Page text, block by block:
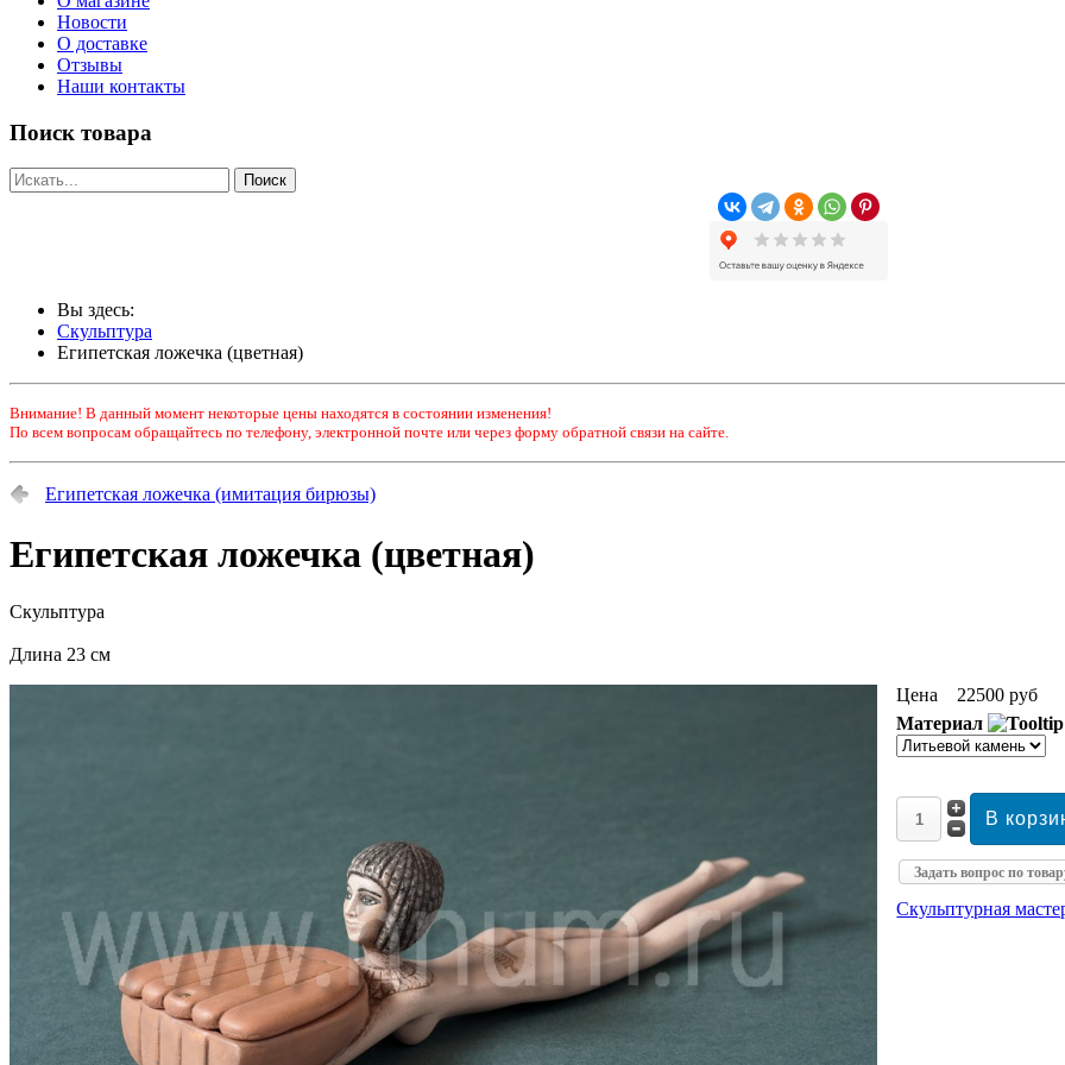
Новости
О доставке
Отзывы
Наши контакты
Поиск товара
Вы здесь:
Скульптура
Египетская ложечка (цветная)
Внимание! В данный момент некоторые цены находятся в состоянии изменения!
По всем вопросам обращайтесь по телефону, электронной почте или через форму обратной связи на сайте.
Египетская ложечка (имитация бирюзы)
Египетская ложечка (цветная)
Скульптура
Длина 23 см
Цена
22500 руб
Материал
Задать вопрос по
Скульптурная